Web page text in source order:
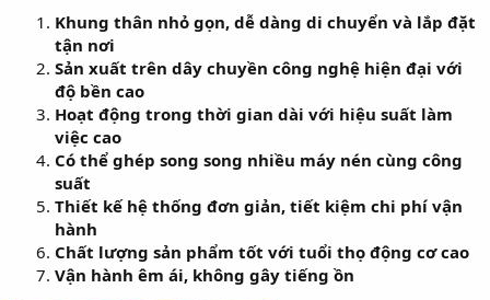
Khung thân nhỏ gọn, dễ dàng di chuyển và lắp đặt
tận nơi
Sản xuất trên dây chuyền công nghệ hiện đại với
độ bền cao
Hoạt động trong thời gian dài với hiệu suất làm
việc cao
Có thể ghép song song nhiều máy nén cùng công
suất
Thiết kế hệ thống đơn giản, tiết kiệm chi phí vận
hành
Chất lượng sản phẩm tốt với tuổi thọ động cơ cao
Vận hành êm ái, không gây tiếng ồn